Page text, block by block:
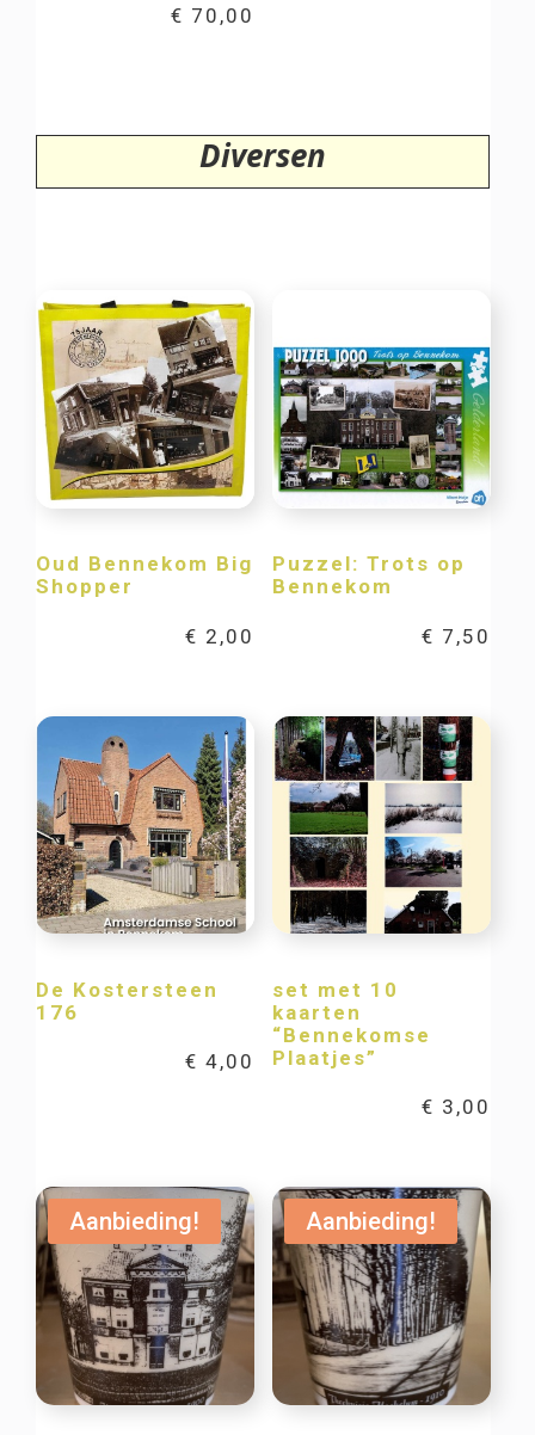
€ 70,00
Diversen
Oud Bennekom Big
Shopper
€ 2,00
Puzzel: Trots op
Bennekom
€ 7,50
De Kostersteen
176
€ 4,00
set met 10
kaarten
“Bennekomse
Plaatjes”
€ 3,00
Aanbieding! Aanbieding!